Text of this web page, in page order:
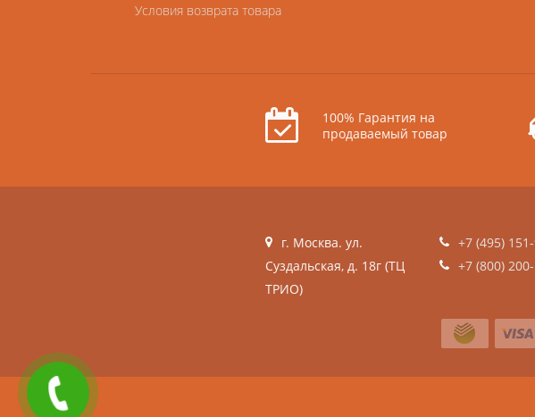
Условия возврата товара
100% Гарантия на
продаваемый товар
г. Москва. ул.
Суздальская, д. 18г (ТЦ
ТРИО)
+7 (495)
+7 (800)